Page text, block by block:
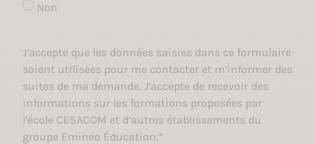
Non
R
G
P
D
*
J’accepte que les données saisies dans ce formulaire
soient utilisées pour me contacter et m’informer des
suites de ma demande. J’accepte de recevoir des
informations sur les formations proposées par
l’école CESACOM et d’autres établissements du
groupe Emineo Éducation.*